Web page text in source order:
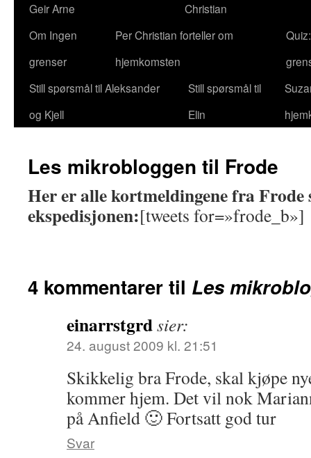
Geir Arne
Christian
Om Ingen
grenser
Per Christian forteller om
hjemkomsten
Still spørsmål til Aleksander
og Kjell
Still spørsmål til
Elin
Les mikrobloggen til Frode
Her er alle kortmeldingene fra Frode
ekspedisjonen:[tweets for=»frode_b»]
4 kommentarer til Les
einarrstgrdsier:
24. august 2009 kl. 21:51
Skikkelig bra Frode, skal kjøpe
kommer hjem. Det vil nok
på Anfield 🙂 Fortsatt god tur
Svar